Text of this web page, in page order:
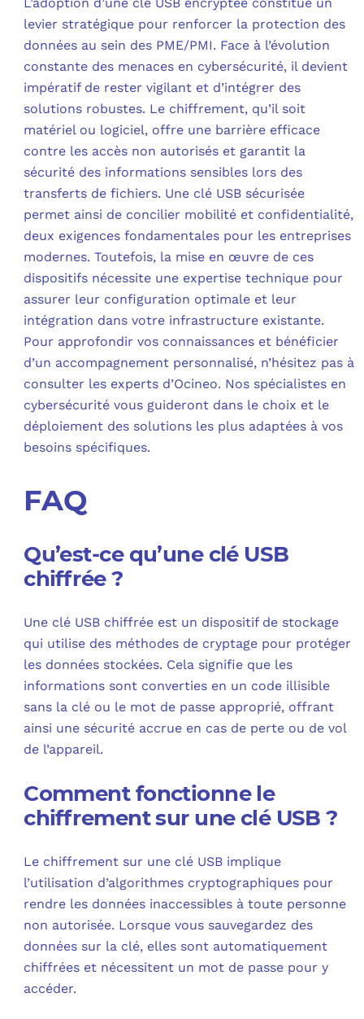
levier stratégique pour renforcer la protection des
données au sein des PME/PMI. Face à l’évolution
constante des menaces en cybersécurité, il devient
impératif de rester vigilant et d’intégrer des
solutions robustes. Le chiffrement, qu’il soit
matériel ou logiciel, offre une barrière efficace
contre les accès non autorisés et garantit la
sécurité des informations sensibles lors des
transferts de fichiers. Une clé USB sécurisée
permet ainsi de concilier mobilité et confidentialité,
deux exigences fondamentales pour les entreprises
modernes. Toutefois, la mise en œuvre de ces
dispositifs nécessite une expertise technique pour
assurer leur configuration optimale et leur
intégration dans votre infrastructure existante.
Pour approfondir vos connaissances et bénéficier
d’un accompagnement personnalisé, n’hésitez pas à
consulter les experts d’Ocineo. Nos spécialistes en
cybersécurité vous guideront dans le choix et le
déploiement des solutions les plus adaptées à vos
besoins spécifiques.
FAQ
Qu’est-ce qu’une clé USB
chiffrée ?
Une clé USB chiffrée est un dispositif de stockage
qui utilise des méthodes de cryptage pour protéger
les données stockées. Cela signifie que les
informations sont converties en un code illisible
sans la clé ou le mot de passe approprié, offrant
ainsi une sécurité accrue en cas de perte ou de vol
de l’appareil.
Comment fonctionne le
chiffrement sur une clé USB ?
Le chiffrement sur une clé USB implique
l’utilisation d’algorithmes cryptographiques pour
rendre les données inaccessibles à toute personne
non autorisée. Lorsque vous sauvegardez des
données sur la clé, elles sont automatiquement
chiffrées et nécessitent un mot de passe pour y
accéder.